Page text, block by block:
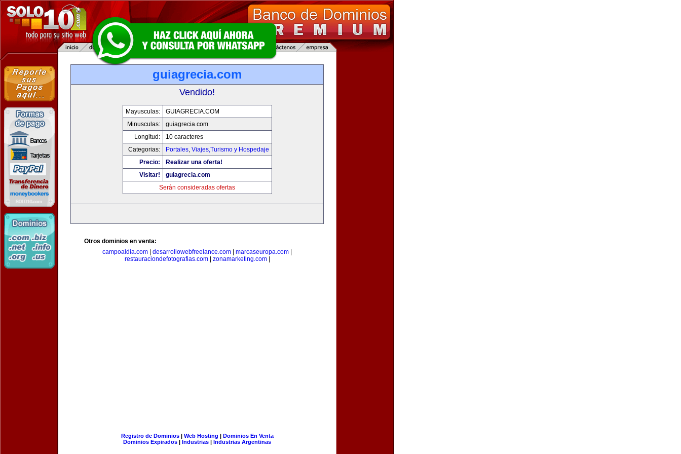
guiagrecia.com
Vendido!
Mayusculas:
GUIAGRECIA.COM
Minusculas:
guiagrecia.com
Longitud:
10 caracteres
Categorias:
Portales, Viajes,Turismo y Hospedaje
Precio:
Realizar una oferta!
Visitar!
guiagrecia.com
Serán consideradas ofertas
Otros dominios en venta:
campoaldia.com
desarrollowebfreelance.com marcaseuropa.com
restauraciondefotografias.com| zonamarketing.com|
Registro de Dominios| Web Hosting | Dominios En Venta
Dominios Expirados | Industrias | Industrias Argentinas